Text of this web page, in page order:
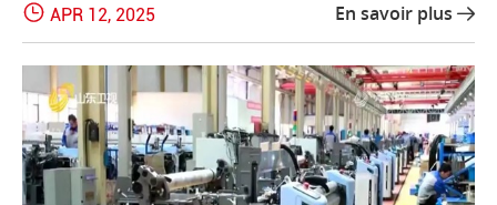
 APR 12, 2025 En savoir plus 